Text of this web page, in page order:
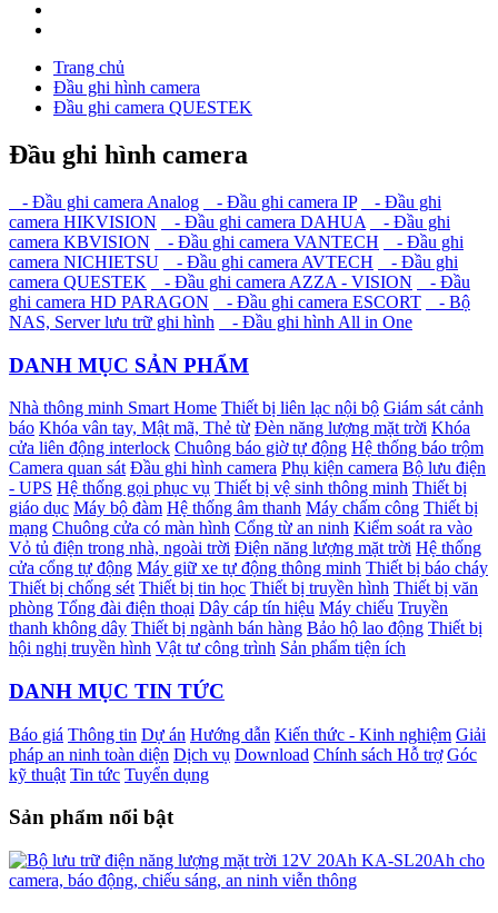
Trang chủ
Đầu ghi hình camera
Đầu ghi camera QUESTEK
Đầu ghi hình camera
- Đầu ghi camera Analog - Đầu ghi camera IP
- Đầu ghi
camera HIKVISION
- Đầu ghi camera DAHUA
- Đầu ghi
camera KBVISION
- Đầu ghi camera VANTECH
- Đầu ghi
camera NICHIETSU
- Đầu ghi camera AVTECH
- Đầu ghi
camera QUESTEK
- Đầu ghi camera AZZA - VISION
- Đầu
ghi camera HD PARAGON
- Đầu ghi camera ESCORT
- Bộ
NAS, Server lưu trữ ghi hình
- Đầu ghi hình All in One
DANH MỤC SẢN PHẨM
Nhà thông minh Smart Home Thiết bị liên lạc nội bộ Giám sát cảnh
báo Khóa vân tay, Mật mã, Thẻ từ Đèn năng lượng mặt trời Khóa
cửa liên động interlock Chuông báo giờ tự động Hệ thống báo trộm
Camera quan sát Đầu ghi hình camera Phụ kiện camera Bộ lưu điện
- UPS Hệ thống gọi phục vụ Thiết bị vệ sinh thông minh Thiết bị
giáo dục Máy bộ đàm Hệ thống âm thanh Máy chấm công Thiết bị
mạng Chuông cửa có màn hình Cổng từ an ninh Kiểm soát ra vào
Vỏ tủ điện trong nhà, ngoài trời Điện năng lượng mặt trời Hệ thống
cửa cổng tự động Máy giữ xe tự động thông minh Thiết bị báo cháy
Thiết bị chống sét Thiết bị tin học Thiết bị truyền hình Thiết bị văn
phòng Tổng đài điện thoại Dây cáp tín hiệu Máy chiếu Truyền
thanh không dây Thiết bị ngành bán hàng Bảo hộ lao động Thiết bị
hội nghị truyền hình Vật tư công trình Sản phẩm tiện ích
DANH MỤC TIN TỨC
Báo giá Thông tin Dự án Hướng dẫn Kiến thức - Kinh nghiệm Giải
pháp an ninh toàn diện Dịch vụ Download Chính sách Hỗ trợ Góc
kỹ thuật Tin tức Tuyển dụng
Sản phẩm nổi bật